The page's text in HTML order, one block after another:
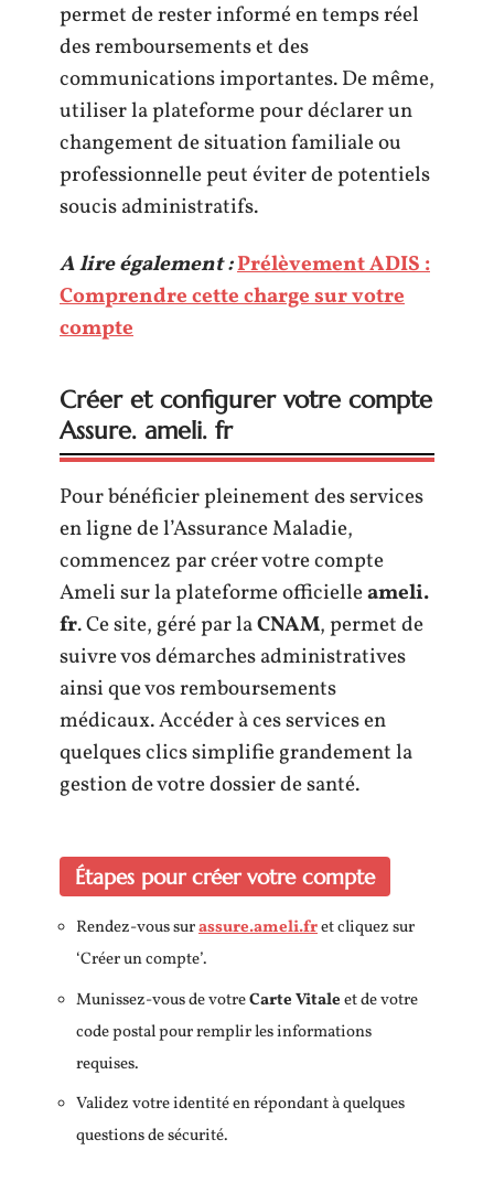
permet de rester informé en temps réel
des remboursements et des
communications importantes. De même,
utiliser la plateforme pour déclarer un
changement de situation familiale ou
professionnelle peut éviter de potentiels
soucis administratifs.
A lire également :Prélèvement ADIS :
Comprendre cette charge sur votre
compte
Créer et configurer votre compte
Assure. ameli. fr
Pour bénéficier pleinement des services
en ligne de l’Assurance Maladie,
commencez par créer votre compte
Ameli sur la plateforme officielleameli.
fr. Ce site, géré par laCNAM, permet de
suivre vos démarches administratives
ainsi que vos remboursements
médicaux. Accéder à ces services en
quelques clics simplifie grandement la
gestion de votre dossier de santé.
Étapes pour créer votre compte
Rendez-vous surassure.ameli.fret cliquez sur
‘Créer un compte’.
Munissez-vous de votreCarte Vitaleet de votre
code postal pour remplir les informations
requises.
Validez votre identité en répondant à quelques
questions de sécurité.